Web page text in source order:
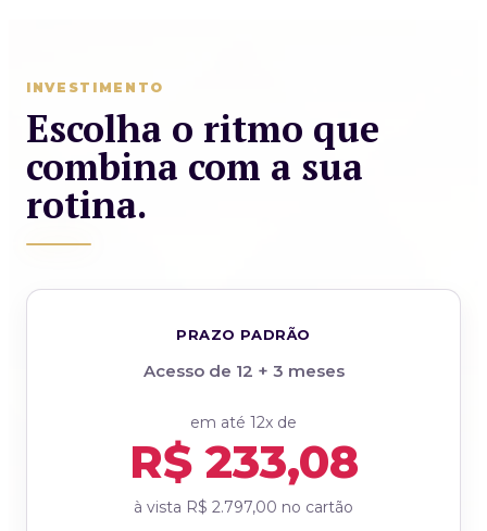
INVESTIMENTO
Escolha o ritmo que
combina com a sua
rotina.
PRAZO PADRÃO
Acesso de 12 + 3 meses
em até 12x de
R$ 233,08
à vista R$ 2.797,00 no cartão